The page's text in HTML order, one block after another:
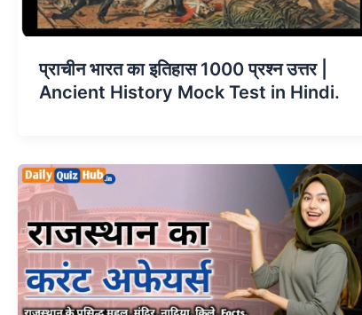
प्राचीन भारत का इतिहास 1000 प्रश्न उत्तर |
Ancient History Mock Test in Hindi.